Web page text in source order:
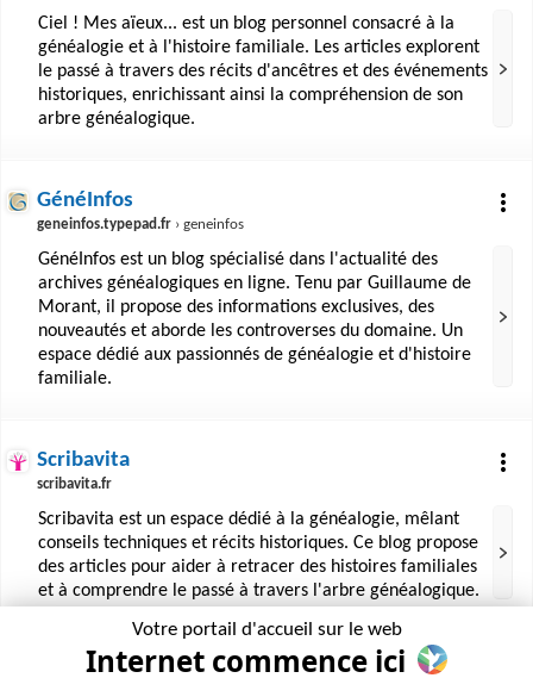
Ciel ! Mes aïeux... est un blog personnel consacré à la
généalogie et à l'histoire familiale. Les articles explorent
le passé à travers des récits d'ancêtres et des événements
historiques, enrichissant ainsi la compréhension de son
arbre généalogique.
GénéInfos
geneinfos.typepad.fr › geneinfos
GénéInfos est un blog spécialisé dans l'actualité des
archives généalogiques en ligne. Tenu par Guillaume de
Morant, il propose des informations exclusives, des
nouveautés et aborde les controverses du domaine. Un
espace dédié aux passionnés de généalogie et d'histoire
familiale.
Scribavita
scribavita.fr
Scribavita est un espace dédié à la généalogie, mêlant
conseils techniques et récits historiques. Ce blog propose
des articles pour aider à retracer des histoires familiales
et à comprendre le passé à travers l'arbre généalogique.
Votre portail d'accueil sur le web
Internet commence ici